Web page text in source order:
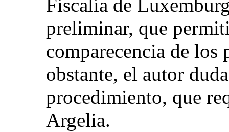
Fiscalía de
preliminar, que
comparecencia de
obstante, el autor
procedimiento, que
Argelia.